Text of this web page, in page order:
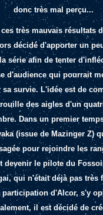
donc très mal perçu...
très mauvais résultats
décidé d'apporter un
série afin de tenter
d'audience qui pourrait
sa survie. L'idée est de
des aigles d'un
Dans un premier
(issue de Mazinger Z)
pour rejoindre les
devenir le pilote du
qui n'était déjà pas très
participation d'Alcor, s'y
il est décidé de